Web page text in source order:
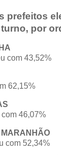
prefeitos
turno, por
com 43,52%
62,15%
46,07%
com 52,34%